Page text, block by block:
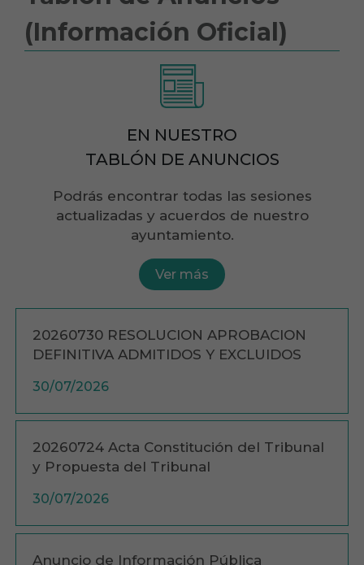
(Información Oficial)
EN NUESTRO
TABLÓN DE ANUNCIOS
Podrás encontrar todas las sesiones
actualizadas y acuerdos de nuestro
ayuntamiento.
Ver más
20260730 RESOLUCION APROBACION
DEFINITIVA ADMITIDOS Y EXCLUIDOS
30/07/2026
20260724 Acta Constitución del Tribunal
y Propuesta del Tribunal
30/07/2026
Anuncio de Información Pública